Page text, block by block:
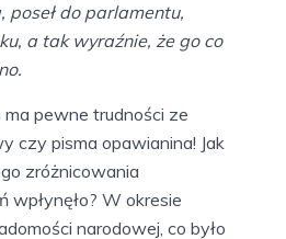
poseł do parlamentu,
a tak wyraźnie, że go co
pewne trudności ze
czy pisma opawianina! Jak
zróżnicowania
wpłynęło? W okresie
narodowej, co było